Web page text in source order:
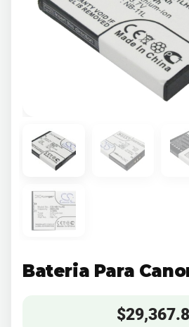
Bateria Para
$